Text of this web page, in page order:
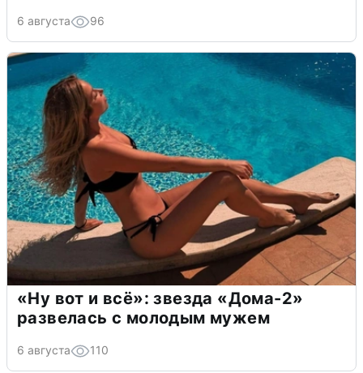
6 августа 96
«Ну вот и всё»: звезда «Дома-2»
развелась с молодым мужем
6 августа 110